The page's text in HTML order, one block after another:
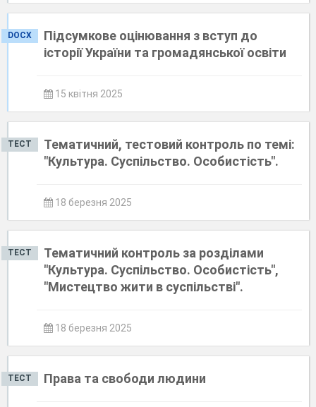
DOCX
Підсумкове оцінювання з вступ до
історії України та громадянської освіти
15 квітня 2025
ТЕСТ
Тематичний, тестовий контроль по темі:
"Культура. Суспільство. Особистість".
18 березня 2025
ТЕСТ
Тематичний контроль за розділами
"Культура. Суспільство. Особистість",
"Мистецтво жити в суспільстві".
18 березня 2025
ТЕСТ Права та свободи людини